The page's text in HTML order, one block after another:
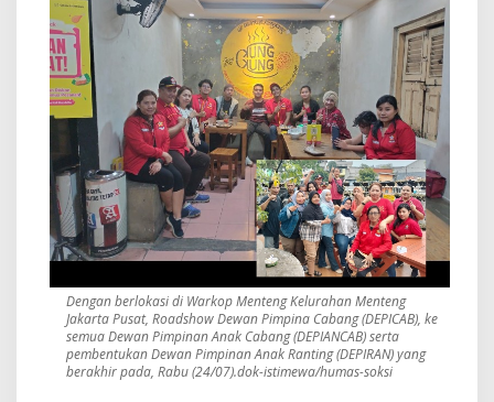
g
Dengan berlokasi di Warkop Menteng Kelurahan Menteng
Jakarta Pusat, Roadshow Dewan Pimpina Cabang (DEPICAB), ke
semua Dewan Pimpinan Anak Cabang (DEPIANCAB) serta
pembentukan Dewan Pimpinan Anak Ranting (DEPIRAN) yang
berakhir pada, Rabu (24/07).dok-istimewa/humas-soksi